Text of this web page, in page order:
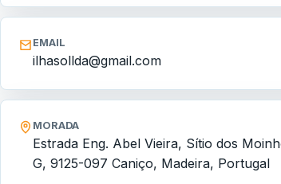
EMAIL
ilhasollda@gmail.com
MORADA
Estrada Eng. Abel Vieira, Sítio dos
G, 9125-097 Caniço, Madeira, Portugal